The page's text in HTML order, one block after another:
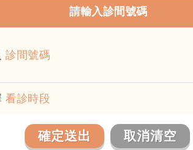
請輸入診間號碼
診間號碼
看診時段